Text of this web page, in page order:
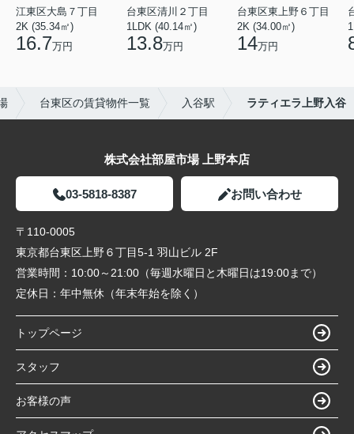
江東区大島７丁目
2K (35.34㎡)
16.7万円
台東区清川２丁目
1LDK (40.14㎡)
13.8万円
台東区東上野６丁目
2K (34.00㎡)
14万円
台東区の賃貸物件一覧 入谷駅 ラティエラ上野入谷
株式会社部屋市場 上野本店
03-5818-8387 お問い合わせ
〒110-0005
東京都台東区上野６丁目5-1 羽山ビル 2F
営業時間： 10:00～21:00（毎週水曜日と木曜日は19:00まで）
定休日： 年中無休（年末年始を除く）
トップページ
スタッフ
お客様の声